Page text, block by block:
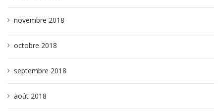
novembre 2018
octobre 2018
septembre 2018
août 2018